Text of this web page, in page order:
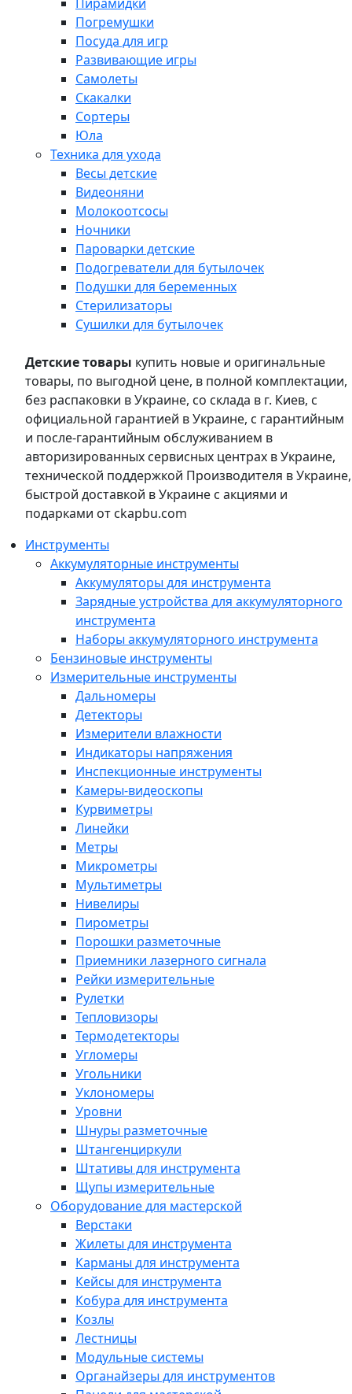
Погремушки
Посуда для игр
Развивающие игры
Самолеты
Скакалки
Сортеры
Юла
Техника для ухода
Весы детские
Видеоняни
Молокоотсосы
Ночники
Пароварки детские
Подогреватели для бутылочек
Подушки для беременных
Стерилизаторы
Сушилки для бутылочек
Детские товары купить новые и оригинальные
товары, по выгодной цене, в полной комплектации,
без распаковки в Украине, со склада в г. Киев, с
официальной гарантией в Украине, с гарантийным
и после-гарантийным обслуживанием в
авторизированных сервисных центрах в Украине,
технической поддержкой Производителя в Украине,
быстрой доставкой в Украине с акциями и
подарками от ckapbu.com
Инструменты
Аккумуляторные инструменты
Аккумуляторы для инструмента
Зарядные устройства для аккумуляторного
инструмента
Наборы аккумуляторного инструмента
Бензиновые инструменты
Измерительные инструменты
Дальномеры
Детекторы
Измерители влажности
Индикаторы напряжения
Инспекционные инструменты
Камеры-видеоскопы
Курвиметры
Линейки
Метры
Микрометры
Мультиметры
Нивелиры
Пирометры
Порошки разметочные
Приемники лазерного сигнала
Рейки измерительные
Рулетки
Тепловизоры
Термодетекторы
Угломеры
Угольники
Уклономеры
Уровни
Шнуры разметочные
Штангенциркули
Штативы для инструмента
Щупы измерительные
Оборудование для мастерской
Верстаки
Жилеты для инструмента
Карманы для инструмента
Кейсы для инструмента
Кобура для инструмента
Козлы
Лестницы
Модульные системы
Органайзеры для инструментов